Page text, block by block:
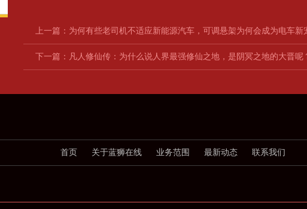
上一篇： 为何有些老司机不适应新能源汽车，可调悬架为何会成为电车新
下一篇： 凡人修仙传：为什么说人界最强修仙之地，是阴冥之地的大晋呢
首页 关于蓝狮在线 业务范围 最新动态 联系我们